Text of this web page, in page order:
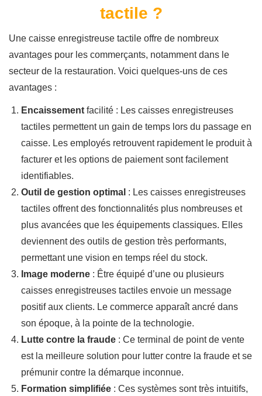
tactile ?
Une caisse enregistreuse tactile offre de nombreux
avantages pour les commerçants, notamment dans le
secteur de la restauration. Voici quelques-uns de ces
avantages :
Encaissement facilité : Les caisses enregistreuses
tactiles permettent un gain de temps lors du passage en
caisse. Les employés retrouvent rapidement le produit à
facturer et les options de paiement sont facilement
identifiables.
Outil de gestion optimal : Les caisses enregistreuses
tactiles offrent des fonctionnalités plus nombreuses et
plus avancées que les équipements classiques. Elles
deviennent des outils de gestion très performants,
permettant une vision en temps réel du stock.
Image moderne : Être équipé d’une ou plusieurs
caisses enregistreuses tactiles envoie un message
positif aux clients. Le commerce apparaît ancré dans
son époque, à la pointe de la technologie.
Lutte contre la fraude : Ce terminal de point de vente
est la meilleure solution pour lutter contre la fraude et se
prémunir contre la démarque inconnue.
Formation simplifiée : Ces systèmes sont très intuitifs,